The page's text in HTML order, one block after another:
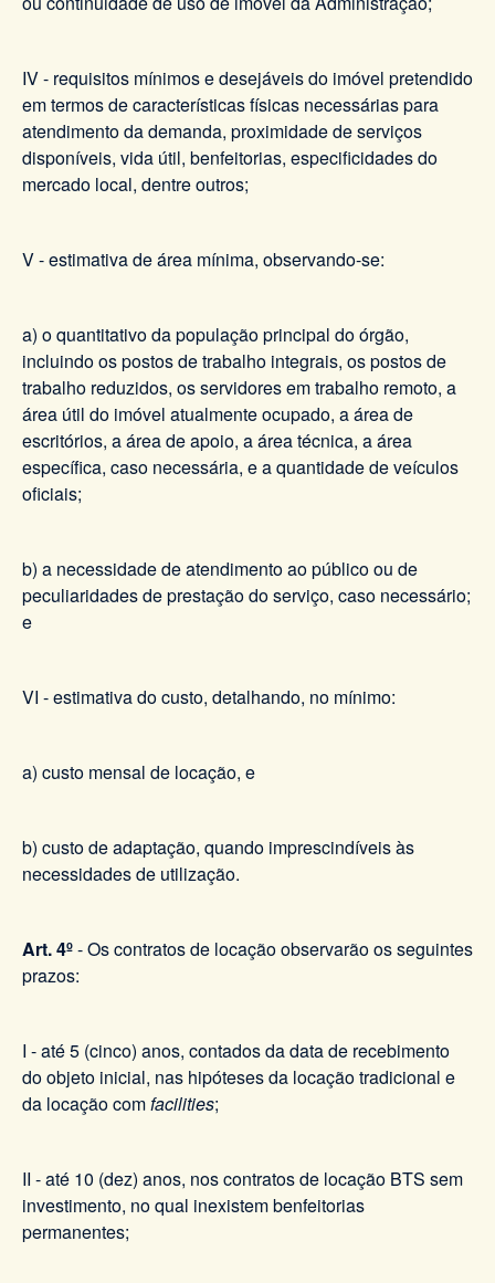
IV - requisitos mínimos e desejáveis do imóvel pretendido
em termos de características físicas necessárias para
atendimento da demanda, proximidade de serviços
disponíveis, vida útil, benfeitorias, especificidades do
mercado local, dentre outros;
V - estimativa de área mínima, observando-se:
a) o quantitativo da população principal do órgão,
incluindo os postos de trabalho integrais, os postos de
trabalho reduzidos, os servidores em trabalho remoto, a
área útil do imóvel atualmente ocupado, a área de
escritórios, a área de apoio, a área técnica, a área
específica, caso necessária, e a quantidade de veículos
oficiais;
b) a necessidade de atendimento ao público ou de
peculiaridades de prestação do serviço, caso necessário;
e
VI - estimativa do custo, detalhando, no mínimo:
a) custo mensal de locação, e
b) custo de adaptação, quando imprescindíveis às
necessidades de utilização.
Art. 4º-Os contratos de locação observarão os seguintes
prazos:
I - até 5 (cinco) anos, contados da data de recebimento
do objeto inicial, nas hipóteses da locação tradicional e
da locação comfacilities;
II - até 10 (dez) anos, nos contratos de locação BTS sem
investimento, no qual inexistem benfeitorias
permanentes;